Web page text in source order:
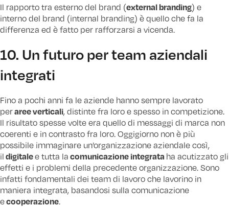
Il rapporto tra esterno del brand (external branding) e
interno del brand (internal branding) è quello che fa la
differenza ed è fatto per rafforzarsi a vicenda.
10. Un futuro per team aziendali
integrati
Fino a pochi anni fa le aziende hanno sempre lavorato
peraree verticali, distinte fra loro e spesso in competizione.
Il risultato spesse volte era quello di messaggi di marca non
coerenti e in contrasto fra loro. Oggigiorno non è più
possibile immaginare un’organizzazione aziendale così,
il digitalee tutta la comunicazione integrata ha acutizzato gli
effetti e i problemi della precedente organizzazione. Sono
infatti fondamentali dei team di lavoro che lavorino in
maniera integrata, basandosi sulla comunicazione
ecooperazione.